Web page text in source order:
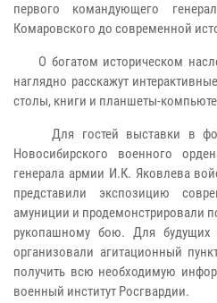
первого командующего
Комаровского до современной
О богатом историческом
наглядно расскажут
столы, книги и планшеты-
Для гостей выставки в фойе
Новосибирского военного
генерала армии И.К. Яковлева
представили экспозицию
амуниции и продемонстрировали
рукопашному бою. Для будущих
организовали агитационный
получить всю необходимую
военный институт Росгвардии.